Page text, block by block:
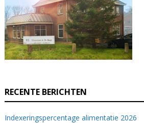
RECENTE BERICHTEN
Indexeringspercentage alimentatie 2026